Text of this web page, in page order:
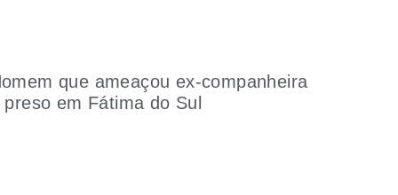
que ameaçou ex-companheira
preso em Fátima do Sul